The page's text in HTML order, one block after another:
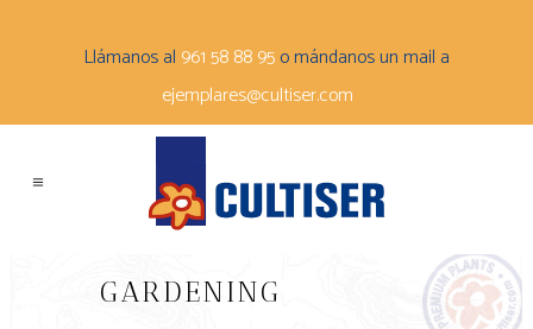
Llámanos al 961 58 88 95o mándanos un mail a
ejemplares@cultiser.com
GARDENING